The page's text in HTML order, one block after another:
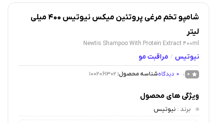
شامپو تخم مرغی پروتئین میکس نیوتیس 400 میلی
لیتر
Newtis Shampoo With Protein Extract 400ml
نیوتیس / مراقبت مو
0
0 دیدگاهشناسه محصول: 1002061302
ویژگی های محصول
برند : نیوتیس